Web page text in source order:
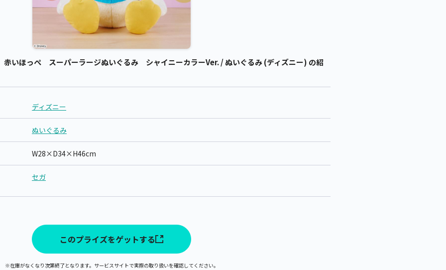
いほっぺ スーパーラージぬいぐるみ シャイニーカラーVer. / ぬいぐるみ (ディズニー) の紹
ディズニー
ぬいぐるみ
W28×D34×H46cm
セガ
このプライズをゲットする
※在庫がなくなり次第終了となります。サービスサイトで実際の取り扱いを確認してください。